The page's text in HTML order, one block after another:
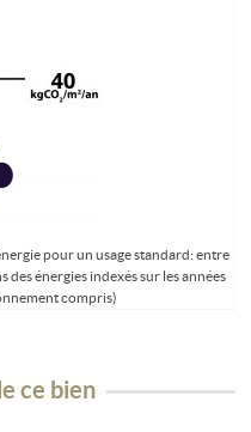
pour un usage standard: entre
énergies indexés sur les années
compris)
ce bien